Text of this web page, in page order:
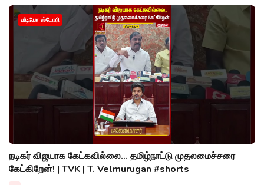
வீடியோ ஸ்டோரி
நடிகர் விஜயாக கேட்கவில்லை... தமிழ்நாட்டு முதலமைச்சரை
கேட்கிறேன்! | TVK | T. Velmurugan #shorts